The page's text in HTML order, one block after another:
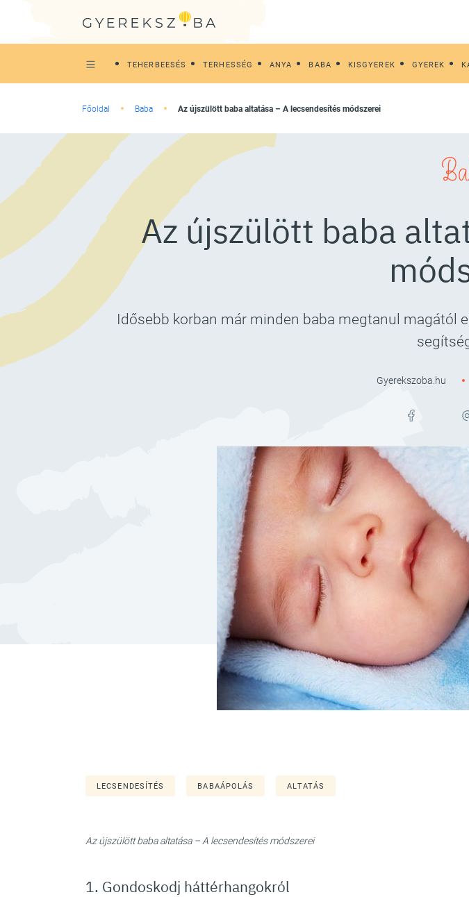
TEHERBEESÉS TERHESSÉG ANYA BABA KISGYEREK GYEREK
Főoldal Baba Az újszülött baba altatása – A lecsendesítés módszerei
Az újszülött baba
Idősebb korban már minden baba megtanul magától
Gyerekszoba.hu
LECSENDESÍTÉS BABAÁPOLÁS ALTATÁS
Az újszülött baba altatása – A lecsendesítés módszerei
1. Gondoskodj háttérhangokról